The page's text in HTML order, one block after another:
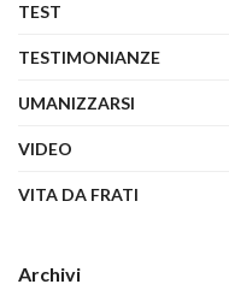
TEST
TESTIMONIANZE
UMANIZZARSI
VIDEO
VITA DA FRATI
Archivi